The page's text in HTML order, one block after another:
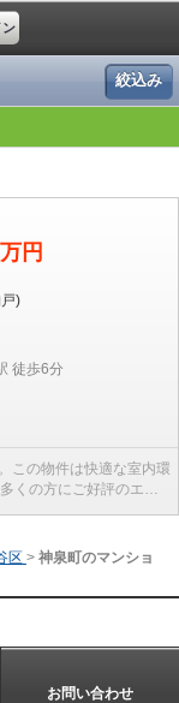
ン
絞込み
円
)
徒歩6分
この物件は快適な室内環
くの方にご好評のエレ
区 > 神泉町のマンショ
お問い合わせ